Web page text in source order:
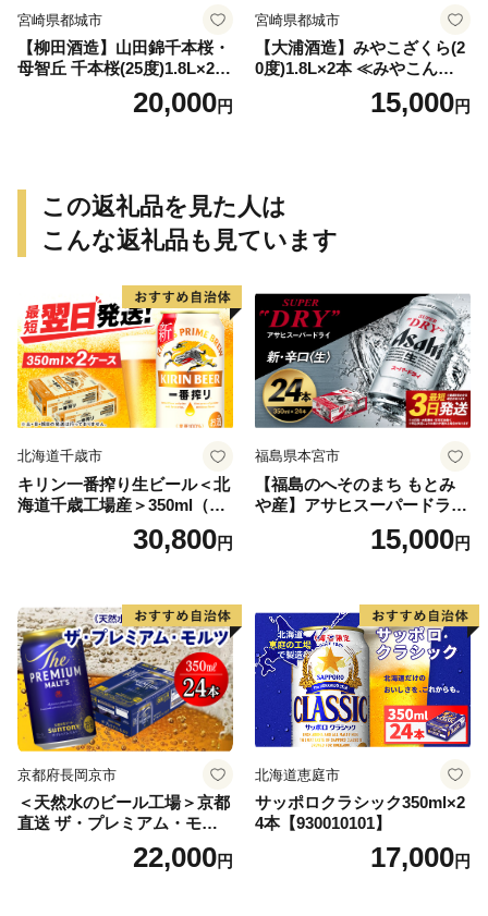
宮崎県都城市
【柳田酒造】山田錦千本桜・
母智丘 千本桜(25度)1.8L×2本
≪みやこんじょ特急便≫_AC
20,000円
宮崎県都城市
【大浦酒造】みやこざくら(2
0度)1.8L×2本 ≪みやこんじょ
特急便≫_MJ-077115,000円
この返礼品を見た人は
こんな返礼品も見ています
北海道千歳市
キリン一番搾り生ビール＜北
海道千歳工場産＞350ml（24
30,800円
福島県本宮市
【福島のへそのまち もとみ
や産】アサヒスーパードライ
350ml×24本 合計8.4L 1ケー
ス アルコール度数5% 缶ビー
口 送料無料 カメイ 本宮市
【07214-0206】
15,000円
京都府長岡京市
＜天然水のビール工場＞京都
直送 ザ・プレミアム・モル
ツ 350ml×24本 プレモル [149
22,000円
北海道恵庭市
サッポロクラシック350ml×2
4本【930010101】
17,000円